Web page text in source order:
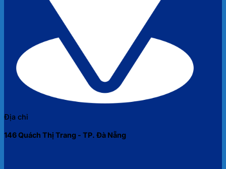
Địa chỉ
146 Quách Thị Trang - TP. Đà Nẵng